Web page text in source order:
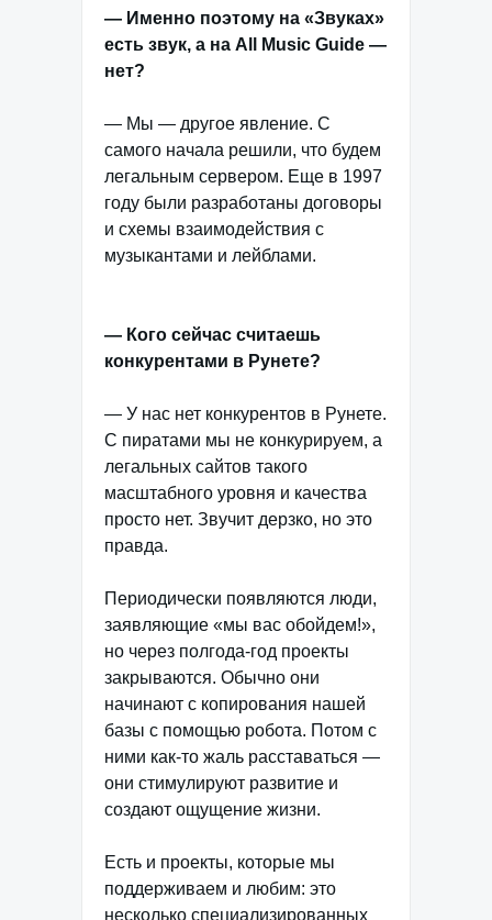
— Именно поэтому на «Звуках»
есть звук, а на All Music Guide —
нет?
— Мы — другое явление. С
самого начала решили, что будем
легальным сервером. Еще в 1997
году были разработаны договоры
и схемы взаимодействия с
музыкантами и лейблами.
— Кого сейчас считаешь
конкурентами в Рунете?
— У нас нет конкурентов в Рунете.
С пиратами мы не конкурируем, а
легальных сайтов такого
масштабного уровня и качества
просто нет. Звучит дерзко, но это
правда.
Периодически появляются люди,
заявляющие «мы вас обойдем!»,
но через полгода-год проекты
закрываются. Обычно они
начинают с копирования нашей
базы с помощью робота. Потом с
ними как-то жаль расставаться —
они стимулируют развитие и
создают ощущение жизни.
Есть и проекты, которые мы
поддерживаем и любим: это
несколько специализированных